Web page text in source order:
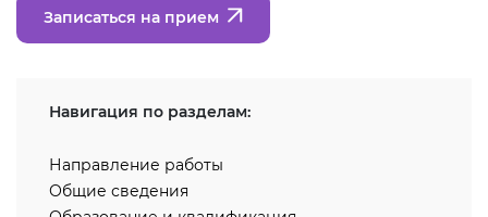
Записаться на прием
Навигация по разделам:
Направление работы
Общие сведения